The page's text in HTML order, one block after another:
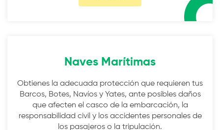
Naves Marítimas
Obtienes la adecuada protección que requieren tus
Barcos, Botes, Navíos y Yates, ante posibles daños
que afecten el casco de la embarcación, la
responsabilidad civil y los accidentes personales de
los pasajeros o la tripulación.